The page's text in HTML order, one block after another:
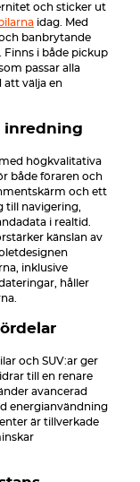
och sticker ut
idag. Med
banbrytande
Finns i både pickup
passar alla
att välja en
inredning
högkvalitativa
både föraren och
och ett
till navigering,
i realtid.
känslan av
inklusive
håller
och SUV:ar ger
till en renare
avancerad
energianvändning
är tillverkade